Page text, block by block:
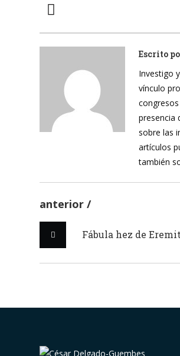
Escrito
Investigo
vínculo
presencia
sobre las
artículos
también
anterior
Fábula hez de